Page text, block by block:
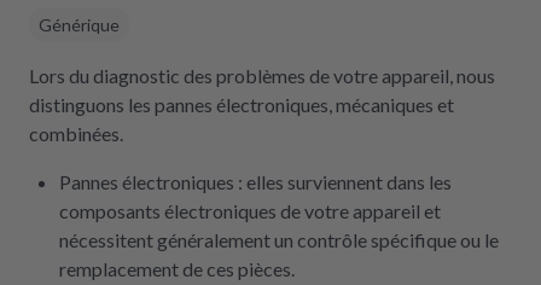
Générique
Lors du diagnostic des problèmes de votre appareil, nous
distinguons les pannes électroniques, mécaniques et
combinées.
Pannes électroniques : elles surviennent dans les
composants électroniques de votre appareil et
nécessitent généralement un contrôle spécifique ou le
remplacement de ces pièces.